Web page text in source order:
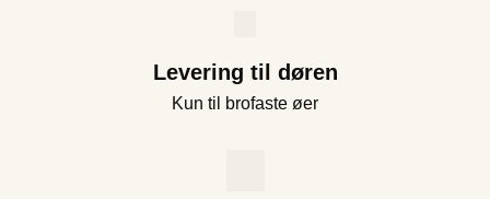
Levering til døren
Kun til brofaste øer